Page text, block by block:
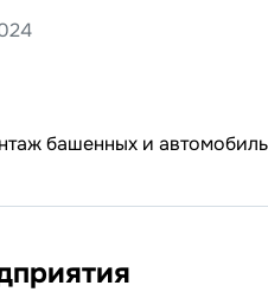
башенных и